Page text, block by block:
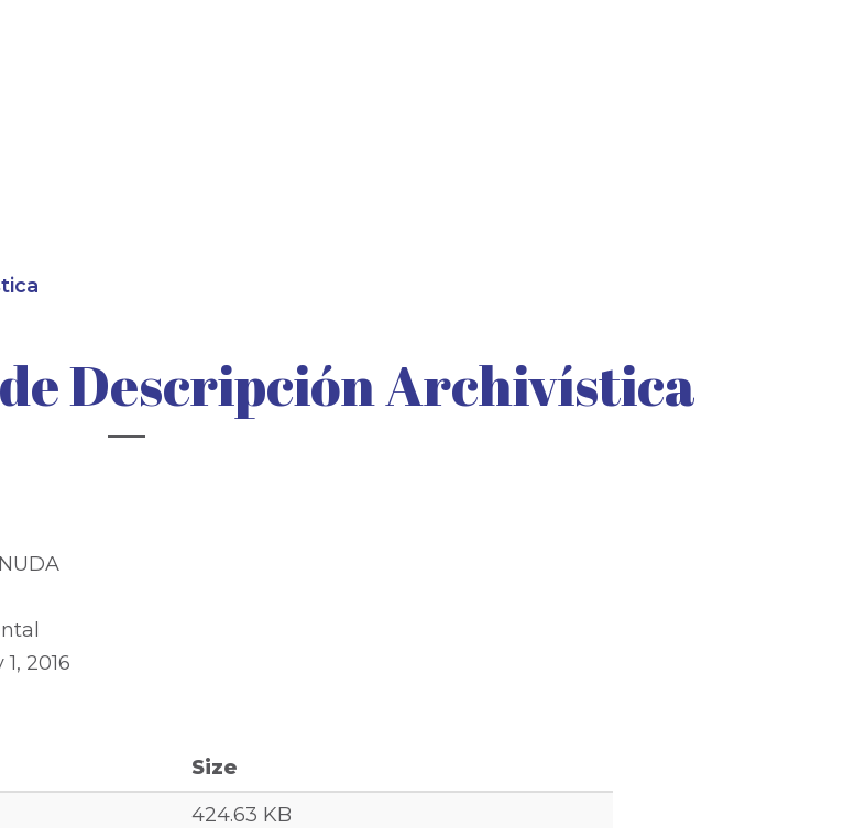
Descripción Archivística
2016
Size
424.63 KB